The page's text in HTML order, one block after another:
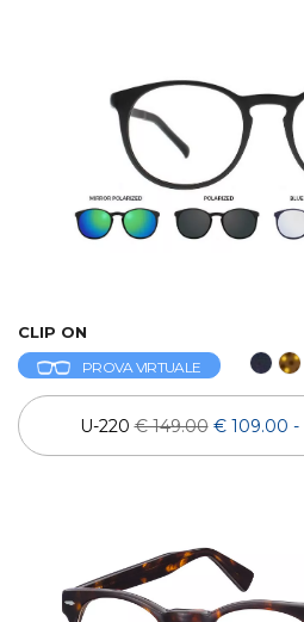
CLIP ON
PROVA VIRTUALE
U-220€ 149.00 € 109.00 -